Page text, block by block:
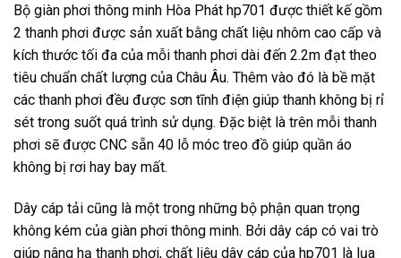
Bộ giàn phơi thông minh Hòa Phát hp701 được thiết kế gồm
2 thanh phơi được sản xuất bằng chất liệu nhôm cao cấp và
kích thước tối đa của mỗi thanh phơi dài đến 2.2m đạt theo
tiêu chuẩn chất lượng của Châu Âu. Thêm vào đó là bề mặt
các thanh phơi đều được sơn tĩnh điện giúp thanh không bị rỉ
sét trong suốt quá trình sử dụng. Đặc biệt là trên mỗi thanh
phơi sẽ được CNC sẵn 40 lỗ móc treo đồ giúp quần áo
không bị rơi hay bay mất.
Dây cáp tải cũng là một trong những bộ phận quan trọng
không kém của giàn phơi thông minh. Bởi dây cáp có vai trò
giúp nâng hạ thanh phơi, chất liệu dây cáp của hp701 là lụa